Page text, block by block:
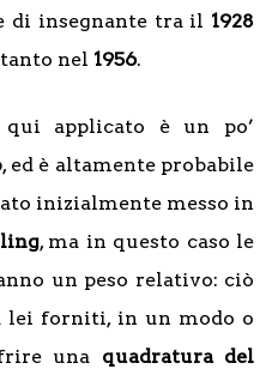
di insegnante tra il 1928
nel 1956.
applicato è un po’
, ed è altamente probabile
inizialmente messo in
, ma in questo caso le
un peso relativo: ciò
lei forniti, in un modo o
una quadratura del